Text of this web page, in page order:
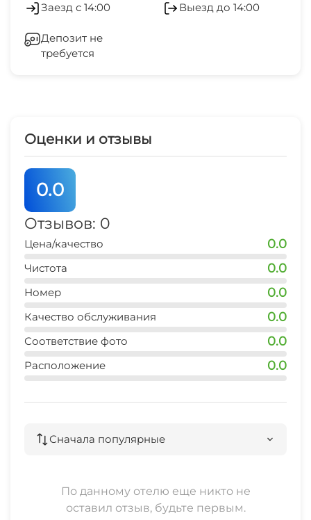
банкомат
Заезд с 14:00 Выезд до 14:00
Депозит не
требуется
Оценки и отзывы
0.0
Отзывов: 0
Цена/качество 0.0
Чистота 0.0
Номер 0.0
Качество обслуживания 0.0
Соответствие фото 0.0
Расположение 0.0
Сначала популярные
По данному отелю еще никто не
оставил отзыв, будьте первым.